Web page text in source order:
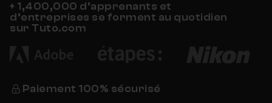
+ 1,400,000 d’apprenants et
d’entreprises se forment au quotidien
sur Tuto.com
Paiement 100% sécurisé